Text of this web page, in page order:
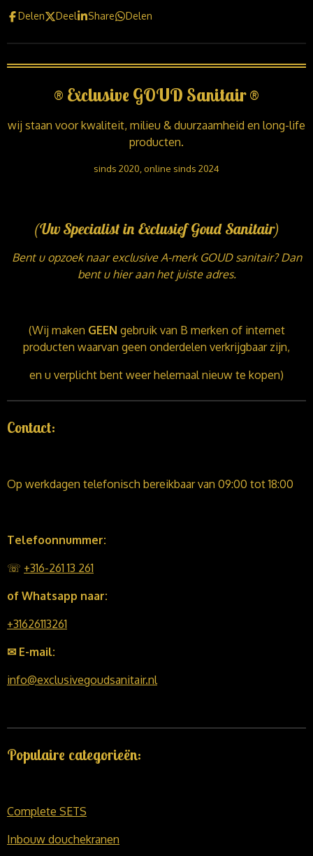
Delen Deel Share Delen
® Exclusive GOUD Sanitair®
wij staan voor kwaliteit, milieu & duurzaamheid en long-life
producten.
sinds 2020, online sinds 2024
(Uw Specialist in Exclusief Goud Sanitair)
Bent u opzoek naar exclusive A-merk GOUD sanitair? Dan
bent u hier aan het juiste adres.
(Wij maken GEEN gebruik van B merken of internet
producten waarvan geen onderdelen verkrijgbaar zijn,
en u verplicht bent weer helemaal nieuw te kopen)
Contact:
Op werkdagen telefonisch bereikbaar van 09:00 tot 18:00
Telefoonnummer:
☏ +316-261 13 261
of Whatsapp naar:
+31626113261
✉ E-mail:
info@exclusivegoudsanitair.nl
Populaire categorieën:
Complete SETS
Inbouw douchekranen